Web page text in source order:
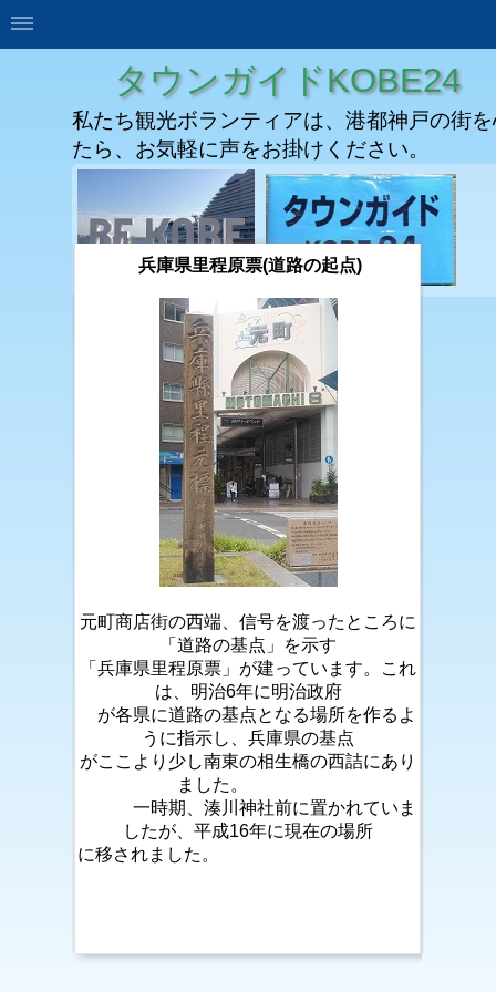
タウンガイドKOBE24
私たち観光ボランティアは、港都神戸の街
たら、お気軽に声をお掛けください。
兵庫県里程原票(道路の起点)
元町商店街の西端、信号を渡ったところに
「道路の基点」を示す
「兵庫県里程原票」が建っています。これ
は、明治6年に明治政府
が各県に道路の基点となる場所を作るよ
うに指示し、兵庫県の基点
がここより少し南東の相生橋の西詰にあり
ました。
一時期、湊川神社前に置かれていま
したが、平成16年に現在の場所
に移されました。